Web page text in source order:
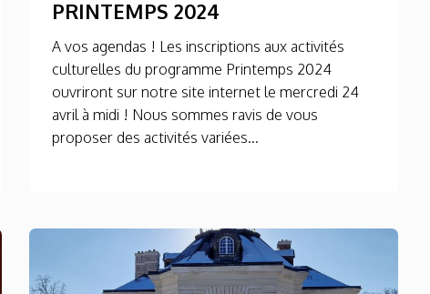
PRINTEMPS 2024
A vos agendas ! Les inscriptions aux activités
culturelles du programme Printemps 2024
ouvriront sur notre site internet le mercredi 24
avril à midi ! Nous sommes ravis de vous
proposer des activités variées...